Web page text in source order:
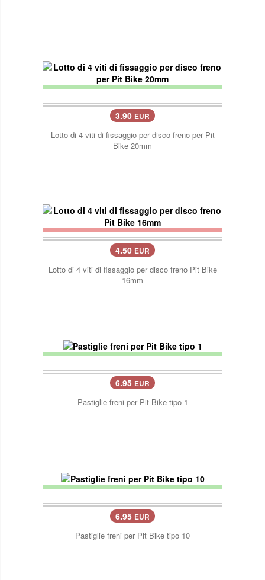
3.90 EUR
Lotto di 4 viti di fissaggio per disco freno per Pit
Bike 20mm
4.50 EUR
Lotto di 4 viti di fissaggio per disco freno Pit Bike
16mm
6.95 EUR
Pastiglie freni per Pit Bike tipo 1
6.95 EUR
Pastiglie freni per Pit Bike tipo 10